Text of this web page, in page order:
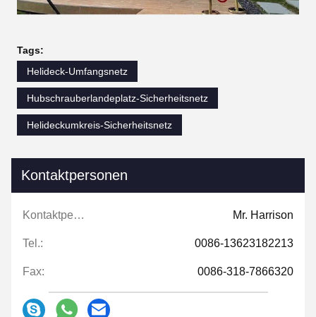
Tags:
Helideck-Umfangsnetz
Hubschrauberlandeplatz-Sicherheitsnetz
Helideckumkreis-Sicherheitsnetz
Kontaktpersonen
Kontaktpersonen: Mr. Harrison
Tel.: 0086-13623182213
Fax: 0086-318-7866320